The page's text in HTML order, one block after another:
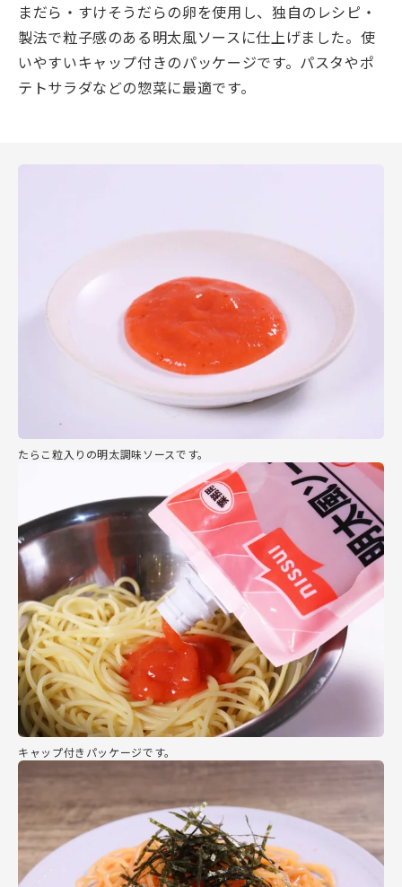
まだら・すけそうだらの卵を使用し、独自のレシピ・
製法で粒子感のある明太風ソースに仕上げました。使
いやすいキャップ付きのパッケージです。パスタやポ
テトサラダなどの惣菜に最適です。
たらこ粒入りの明太調味ソースです。
キャップ付きパッケージです。